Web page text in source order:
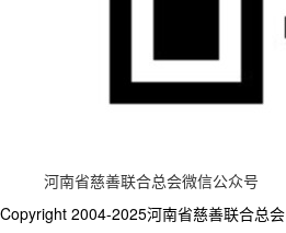
河南省慈善联合总会微信公众号
Copyright 2004-2025河南省慈善联合总会